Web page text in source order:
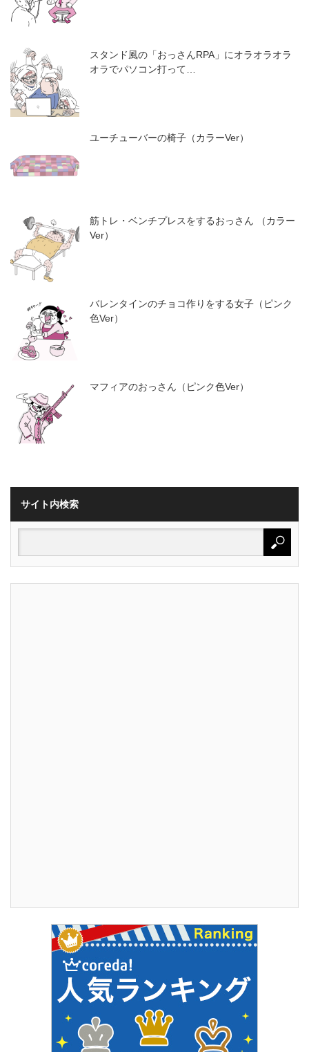
スタンド風の「おっさんRPA」にオラオラオラ
オラでパソコン打って…
ユーチューバーの椅子（カラーVer）
筋トレ・ベンチプレスをするおっさん （カラー
Ver）
バレンタインのチョコ作りをする女子（ピンク
色Ver）
マフィアのおっさん（ピンク色Ver）
サイト内検索